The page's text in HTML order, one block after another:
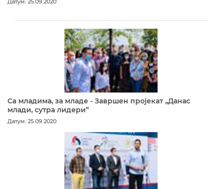
Датум: 25.09.2020
Са младима, за младе - Завршен пројекат „Данас
млади, сутра лидери”
Датум: 25.09.2020